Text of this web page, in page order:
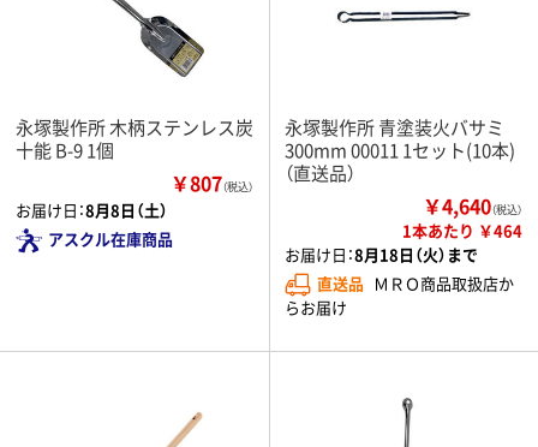
永塚製作所 木柄ステンレス炭
十能 B-9 1個
￥807（税込）
お届け日：8月8日（土）
アスクル在庫商品
永塚製作所 青塗装火バサミ
300mm 00011 1セット(10本)
（直送品）
￥4,640（税込）
1本あたり ￥464
お届け日：8月18日（火）まで
直送品 ＭＲＯ商品取扱店か
らお届け